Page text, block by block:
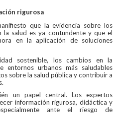
rigurosa
que la evidencia sobre los
salud es ya contundente y que el
en la aplicación de soluciones
sostenible, los cambios en la
entornos urbanos más saludables
sobre la salud pública y contribuir a
un papel central. Los expertos
información rigurosa, didáctica y
ante el riesgo de